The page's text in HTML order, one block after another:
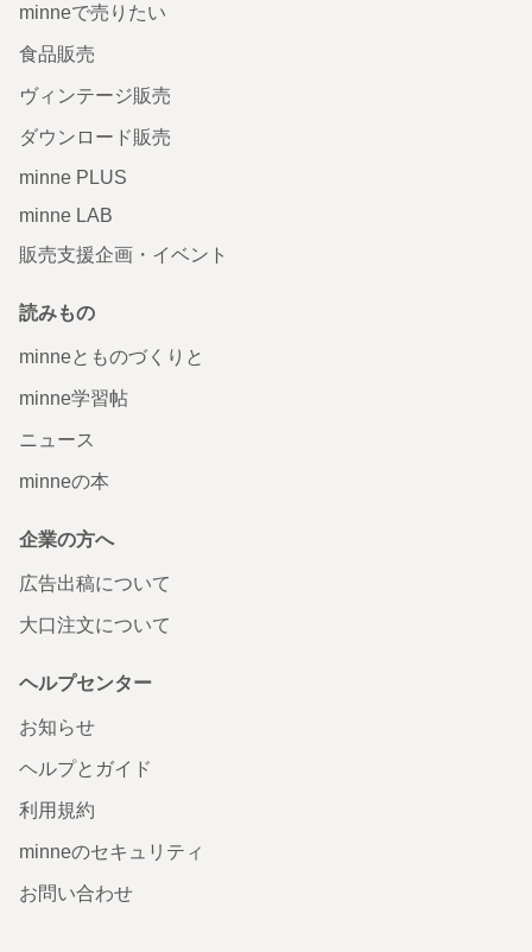
minneで売りたい
食品販売
ヴィンテージ販売
ダウンロード販売
minne PLUS
minne LAB
販売支援企画・イベント
読みもの
minneとものづくりと
minne学習帖
ニュース
minneの本
企業の方へ
広告出稿について
大口注文について
ヘルプセンター
お知らせ
ヘルプとガイド
利用規約
minneのセキュリティ
お問い合わせ